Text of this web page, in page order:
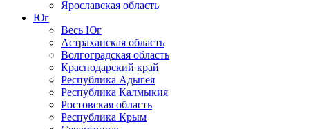
Ярославская область
Юг
Весь Юг
Астраханская область
Волгоградская область
Краснодарский край
Республика Адыгея
Республика Калмыкия
Ростовская область
Республика Крым